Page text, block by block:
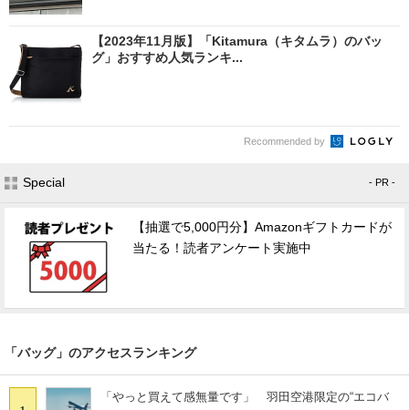
【2023年11月版】「Kitamura（キタムラ）のバッ
グ」おすすめ人気ランキ...
Recommended by
Special - PR -
【抽選で5,000円分】Amazonギフトカードが
当たる！読者アンケート実施中
「バッグ」のアクセスランキング
「やっと買えて感無量です」 羽田空港限定の“エコバ